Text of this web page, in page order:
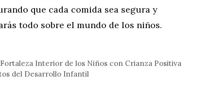
que cada comida sea segura y
todo sobre el mundo de los niños.
Interior de los Niños con Crianza Positiva
del Desarrollo Infantil